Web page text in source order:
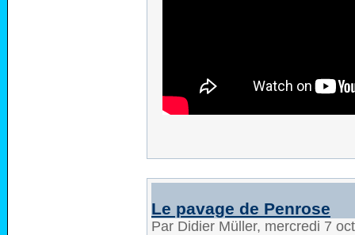
Le pavage de Penrose
Par Didier Müller, mercredi 7